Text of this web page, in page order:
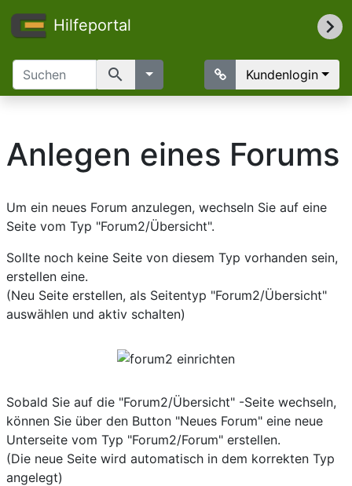
Hilfeportal
search Kundenlogin
Anlegen eines Forums
Um ein neues Forum anzulegen, wechseln Sie auf eine
Seite vom Typ "Forum2/Übersicht".
Sollte noch keine Seite von diesem Typ vorhanden sein,
erstellen eine.
(Neu Seite erstellen, als Seitentyp "Forum2/Übersicht"
auswählen und aktiv schalten)
Sobald Sie auf die "Forum2/Übersicht" -Seite wechseln,
können Sie über den Button "Neues Forum" eine neue
Unterseite vom Typ "Forum2/Forum" erstellen.
(Die neue Seite wird automatisch in dem korrekten Typ
angelegt)